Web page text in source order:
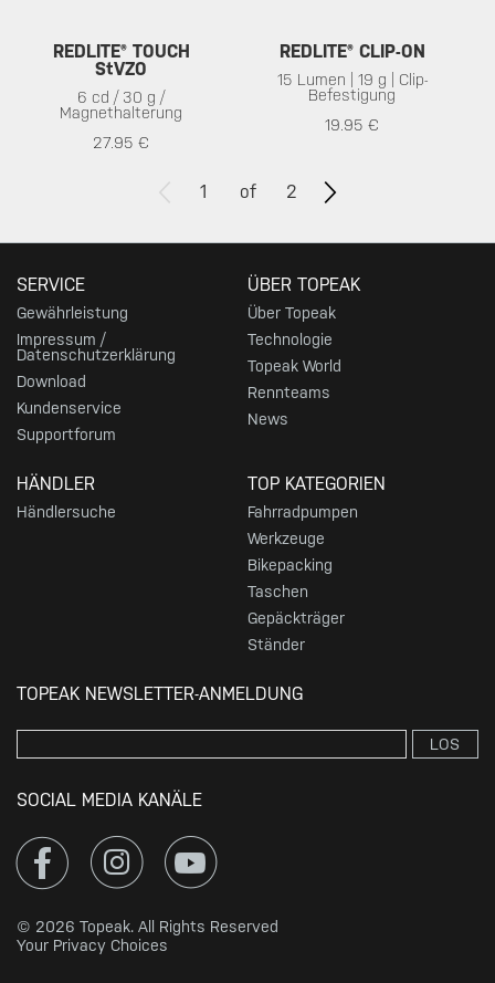
REDLITE® TOUCH
StVZO
6 cd / 30 g /
Magnethalterung
27.95 €
REDLITE® CLIP-ON
15 Lumen | 19 g | Clip-
Befestigung
19.95 €
1 of 2
SERVICE
Gewährleistung
Impressum /
Datenschutzerklärung
Download
Kundenservice
Supportforum
ÜBER TOPEAK
Über Topeak
Technologie
Topeak World
Rennteams
News
HÄNDLER
Händlersuche
TOP KATEGORIEN
Fahrradpumpen
Werkzeuge
Bikepacking
Taschen
Gepäckträger
Ständer
TOPEAK NEWSLETTER-ANMELDUNG
LOS
SOCIAL MEDIA KANÄLE
© 2026 Topeak. All Rights Reserved
Your Privacy Choices